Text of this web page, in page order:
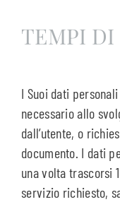
TEMPI DI
I Suoi dati
necessario allo
dall’utente, o
documento. I dati
una volta trascorsi
servizio richiesto,